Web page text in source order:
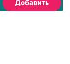
Добавить